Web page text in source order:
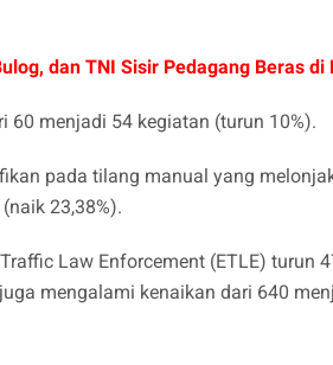
dan TNI Sisir Pedagang Beras di
60 menjadi 54 kegiatan (turun 10%).
pada tilang manual yang
23,38%).
Law Enforcement (ETLE) turun
mengalami kenaikan dari 640